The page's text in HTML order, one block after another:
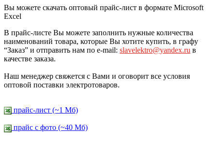
Вы можете скачать оптовый прайс-лист в формате Microsoft
Excel
В прайс-листе Вы можете заполнить нужные количества
наименований товара, которые Вы хотите купить, в графу
“Заказ” и отправить нам по e-mail: slavelektro@yandex.ru в
качестве заказа.
Наш менеджер свяжется с Вами и оговорит все условия
оптовой поставки электротоваров.
прайс-лист (~1 Мб)
прайс c фото (~40 Мб)